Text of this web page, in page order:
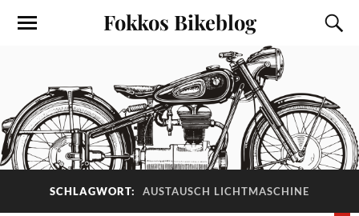
Fokkos Bikeblog
SCHLAGWORT: AUSTAUSCH LICHTMASCHINE